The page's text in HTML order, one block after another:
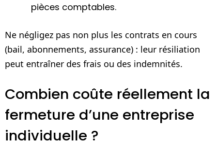
pièces comptables.
Ne négligez pas non plus les contrats en cours
(bail, abonnements, assurance) : leur résiliation
peut entraîner des frais ou des indemnités.
Combien coûte réellement la
fermeture d’une entreprise
individuelle ?